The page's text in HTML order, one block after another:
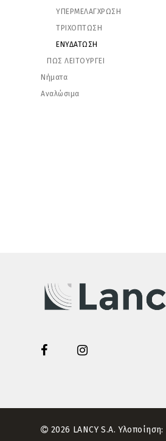
ΥΠΕΡΜΕΛΑΓΧΡΩΣΗ
ΤΡΙΧΟΠΤΩΣΗ
ΕΝΥΔΑΤΩΣΗ
ΠΩΣ ΛΕΙΤΟΥΡΓΕΙ
Νήματα
Αναλώσιμα
2026 LANCY S.A. Υλοποίηση: